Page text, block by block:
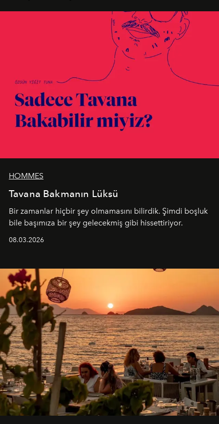
HOMMES
Tavana Bakmanın Lüksü
Bir zamanlar hiçbir şey olmamasını bilirdik. Şimdi boşluk
bile başımıza bir şey gelecekmiş gibi hissettiriyor.
08.03.2026